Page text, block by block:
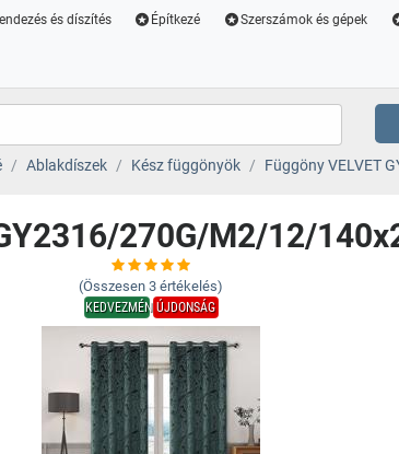
és díszítés Építkezé Szerszámok és gépek
Ablakdíszek Kész függönyök Függöny VELVET
270G/M2/12/
(Összesen 3 értékelés)
KEDVEZMÉNYÚJDONSÁG